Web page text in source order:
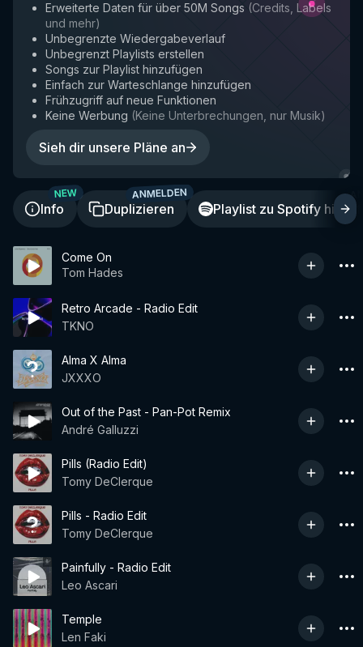
Erweiterte Daten für über 50M Songs (Credits, Labels
und mehr)
Unbegrenzte Wiedergabeverlauf
Unbegrenzt Playlists erstellen
Songs zur Playlist hinzufügen
Einfach zur Warteschlange hinzufügen
Frühzugriff auf neue Funktionen
Keine Werbung (Keine Unterbrechungen, nur Musik)
Sieh dir unsere Pläne an
Info
NEW
Duplizieren
ANMELDEN
Playlist zu Spotify
Come On
Tom Hades
Retro Arcade - Radio Edit
TKNO
Alma X Alma
JXXXO
Out of the Past - Pan-Pot Remix
André Galluzzi
Pills (Radio Edit)
Tomy DeClerque
Pills - Radio Edit
Tomy DeClerque
Painfully - Radio Edit
Leo Ascari
Temple
Len Faki